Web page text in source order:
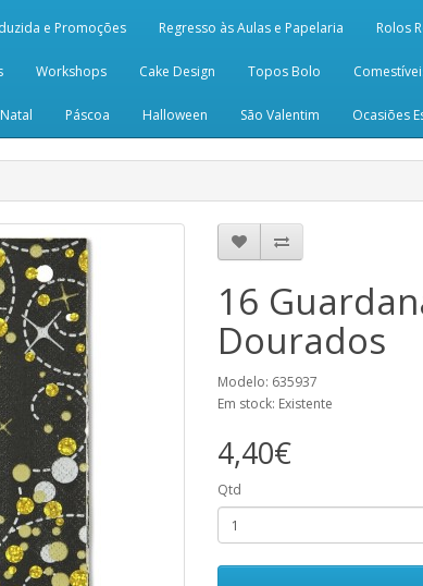
e Promoções Regresso às Aulas e Papelaria Rolos
Workshops Cake Design Topos Bolo
Natal Páscoa Halloween São Valentim Ocasiões
16
Dourados
Modelo: 635937
Em stock: Existente
4,40€
Qtd